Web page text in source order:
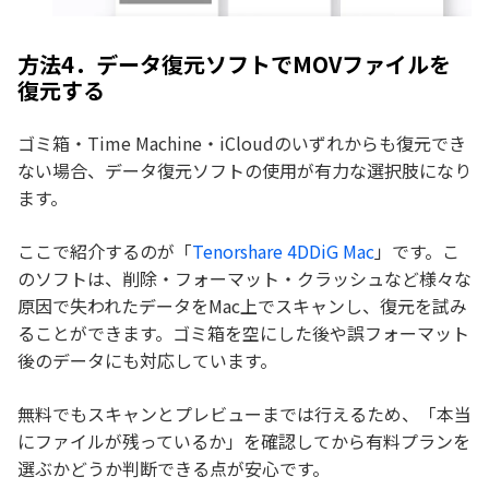
方法4．データ復元ソフトでMOVファイルを
復元する
ゴミ箱・Time Machine・iCloudのいずれからも復元でき
ない場合、データ復元ソフトの使用が有力な選択肢になり
ます。
ここで紹介するのが「Tenorshare 4DDiG Mac」です。こ
のソフトは、削除・フォーマット・クラッシュなど様々な
原因で失われたデータをMac上でスキャンし、復元を試み
ることができます。ゴミ箱を空にした後や誤フォーマット
後のデータにも対応しています。
無料でもスキャンとプレビューまでは行えるため、「本当
にファイルが残っているか」を確認してから有料プランを
選ぶかどうか判断できる点が安心です。